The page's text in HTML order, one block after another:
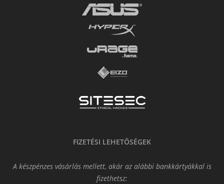
FIZETÉSI LEHETŐSÉGEK
A készpénzes vásárlás mellett, akár az alábbi bankkártyákkal is
fizethetsz: